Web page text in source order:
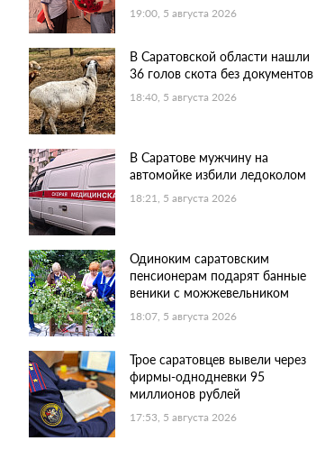
19:00, 5 августа 2026
В Саратовской области нашли
36 голов скота без документов
18:40, 5 августа 2026
В Саратове мужчину на
автомойке избили ледоколом
18:21, 5 августа 2026
Одиноким саратовским
пенсионерам подарят банные
веники с можжевельником
18:07, 5 августа 2026
Трое саратовцев вывели через
фирмы-однодневки 95
миллионов рублей
17:53, 5 августа 2026